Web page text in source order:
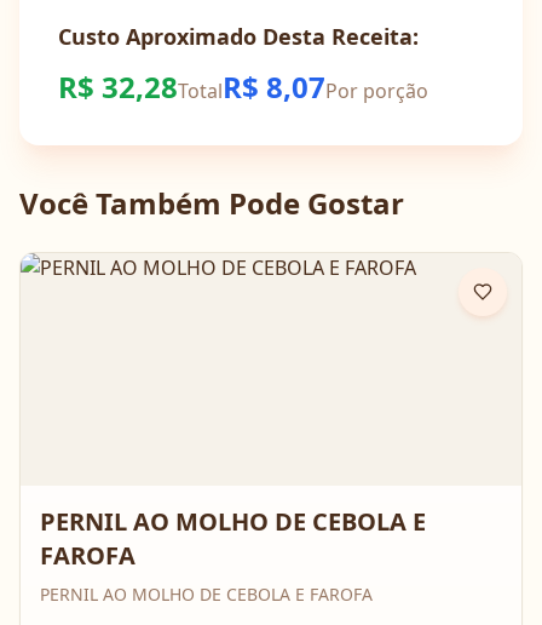
Custo Aproximado Desta Receita:
R$ 32,28TotalR$ 8,07Por porção
Você Também Pode Gostar
PERNIL AO MOLHO DE CEBOLA E
FAROFA
PERNIL AO MOLHO DE CEBOLA E FAROFA